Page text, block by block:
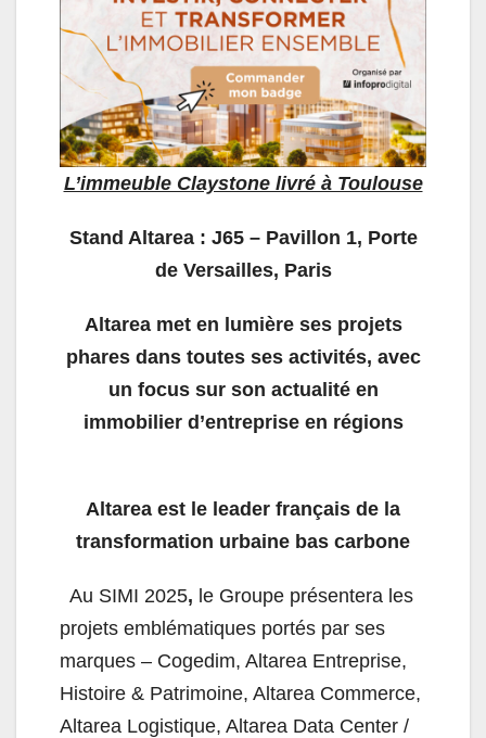
L’immeuble Claystone livré à Toulouse
Stand Altarea : J65 – Pavillon 1, Porte
de Versailles, Paris
Altarea met en lumière ses projets
phares dans toutes ses activités, avec
un focus sur son actualité en
immobilier d’entreprise en régions
Altarea est le leader français de la
transformation urbaine bas carbone
Au SIMI 2025, le Groupe présentera les
projets emblématiques portés par ses
marques – Cogedim, Altarea Entreprise,
Histoire & Patrimoine, Altarea Commerce,
Altarea Logistique, Altarea Data Center /